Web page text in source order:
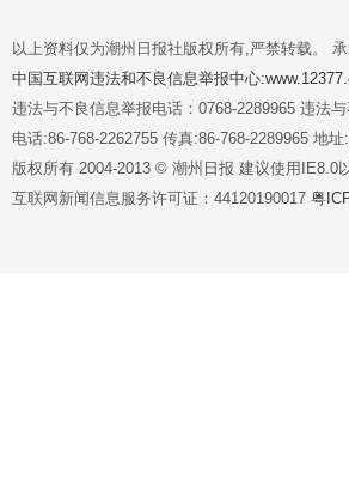
以上资料仅为潮州日报社版权所有,严禁转载。
中国互联网违法和不良信息举报中心
违法与不良信息举报电话：0768-2289965 违法
电话:86-768-2262755 传真:86-768-2289965 地
版权所有 2004-2013 © 潮州日报 建议使用IE8.0
互联网新闻信息服务许可证：44120190017 粤